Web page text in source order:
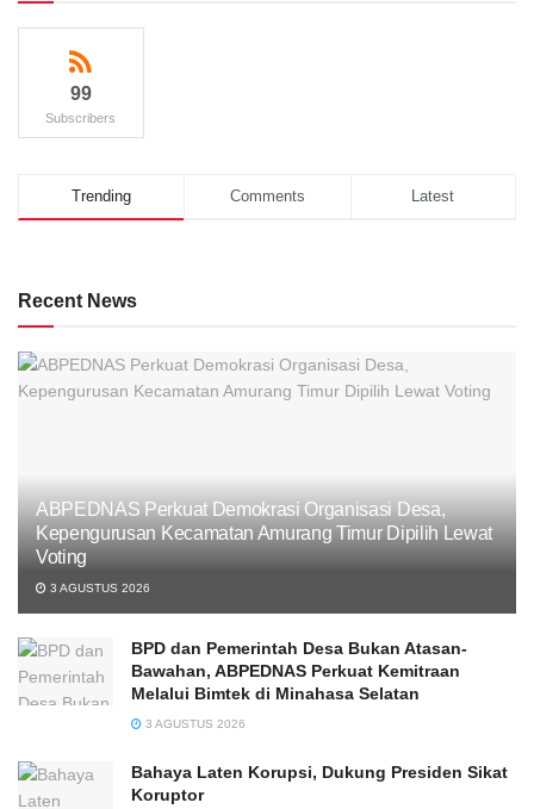
99
Subscribers
Trending Comments Latest
Recent News
ABPEDNAS Perkuat Demokrasi Organisasi Desa,
Kepengurusan Kecamatan Amurang Timur Dipilih Lewat
Voting
3 AGUSTUS 2026
BPD dan Pemerintah Desa Bukan Atasan-
Bawahan, ABPEDNAS Perkuat Kemitraan
Melalui Bimtek di Minahasa Selatan
3 AGUSTUS 2026
Bahaya Laten Korupsi, Dukung Presiden Sikat
Koruptor